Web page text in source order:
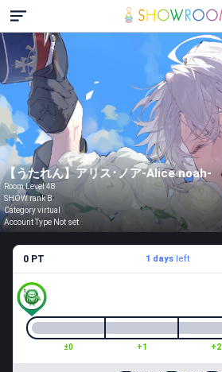
【うたれん】アリス･ノア‐Alice noah-
Room Level 48
SHOW rank B
Category virtual
Account Type Not set
0 PT 1 daysleft
±0 +1 +2